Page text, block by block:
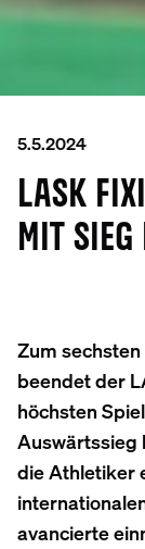
5.5.2024
LASK
MIT
Zum
beendet der
höchsten
Auswärtssieg
die Athletiker
avancierte